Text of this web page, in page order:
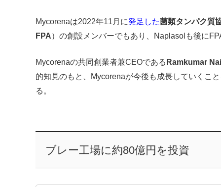
Mycorenaは2022年11月に発足した菌類タンパク質
FPA）の創設メンバーでもあり、Naplasolも後に
Mycorenaの共同創業者兼CEOである Ramkumar
的知見のもと、Mycorenaが今後も成長していくこ
る。
ブレー工場に約80億円を投資